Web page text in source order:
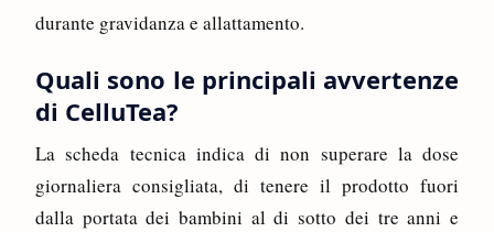
durante gravidanza e allattamento.
Quali sono le principali avvertenze
di CelluTea?
La scheda tecnica indica di non superare la dose
giornaliera consigliata, di tenere il prodotto fuori
dalla portata dei bambini al di sotto dei tre anni e